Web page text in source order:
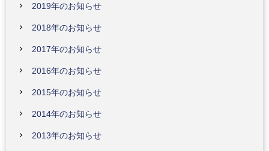
2019年のお知らせ
2018年のお知らせ
2017年のお知らせ
2016年のお知らせ
2015年のお知らせ
2014年のお知らせ
2013年のお知らせ